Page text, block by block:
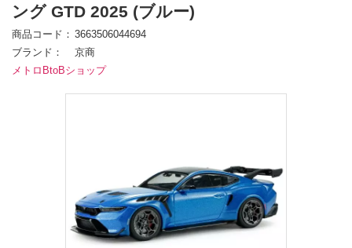
ング GTD 2025 (ブルー)
商品コード
3663506044694
ブランド
京商
メトロBtoBショップ